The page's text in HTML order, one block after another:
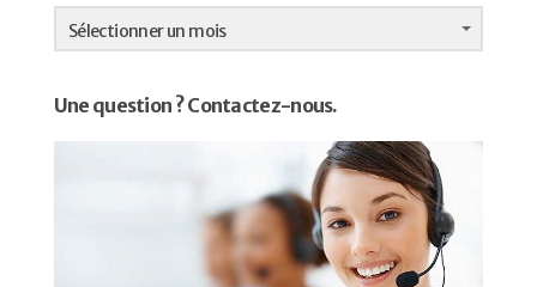
Tous
les
articles
Sélectionner un mois
Une question ? Contactez-nous.